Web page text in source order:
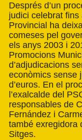
Després d’un
judici celebrat fins
Provincial ha
comeses pel
els anys 2003 i
Promocions
d’adjudicacions
econòmics sense
d’euros. En el
l’exalcalde del
responsables de
Fernández i
també exregidora
Sitges.